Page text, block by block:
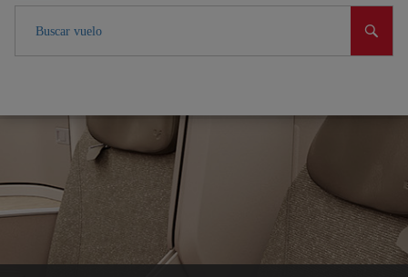
Buscar vuelo